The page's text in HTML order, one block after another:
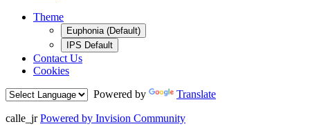
Theme
Euphonia (Default)
IPS Default
Contact Us
Cookies
Powered by
Translate
calle_jr Powered by Invision Community